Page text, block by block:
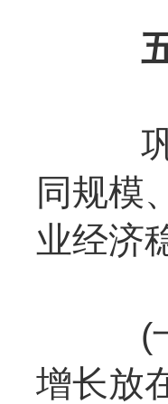
巩
同规模
业经济
(十
增长放